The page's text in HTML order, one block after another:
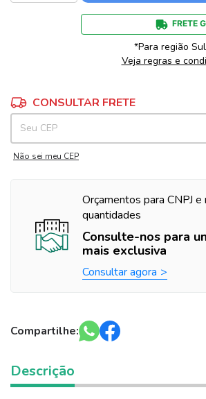
FRETE
*Para região
Veja regras e
Entregas para o CEP:
CONSULTAR FRETE
Não sei meu CEP
Orçamentos para CNPJ e
quantidades
Consulte-nos para
mais exclusiva
Consultar agora
Compartilhe:
Descrição